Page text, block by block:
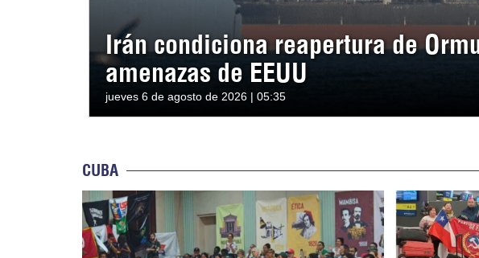
Irán condiciona reapertura de
amenazas de EEUU
jueves 6 de agosto de 2026 | 05:35
CUBA